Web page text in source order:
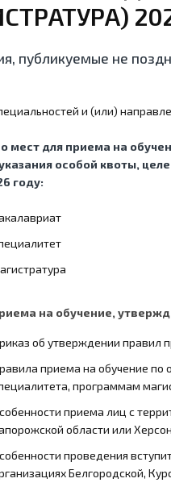
публикуемые не
и (или)
мест для приема на
особой квоты,
году:
на обучение,
об утверждении правил
приема на обучение
программам
приема лиц с
области или
проведения
Белгородской,